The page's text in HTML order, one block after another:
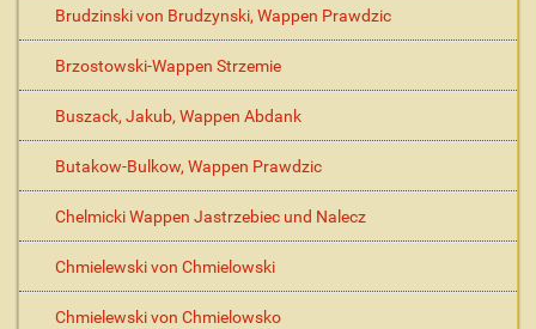
Brudzinski von Brudzynski, Wappen Prawdzic
Brzostowski-Wappen Strzemie
Buszack, Jakub, Wappen Abdank
Butakow-Bulkow, Wappen Prawdzic
Chelmicki Wappen Jastrzebiec und Nalecz
Chmielewski von Chmielowski
Chmielewski von Chmielowsko